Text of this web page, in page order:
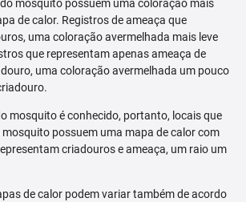
mosquito possuem uma coloração mais
de calor. Registros de ameaça que
uma coloração avermelhada mais leve
que representam apenas ameaça de
uma coloração avermelhada um pouco
mosquito é conhecido, portanto, locais que
possuem uma mapa de calor com
criadouros e ameaça, um raio um
de calor podem variar também de acordo